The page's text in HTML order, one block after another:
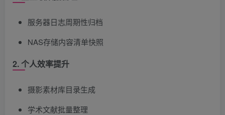
服务器日志周期性归档
NAS存储内容清单快照
2. 个人效率提升
摄影素材库目录生成
学术文献批量整理